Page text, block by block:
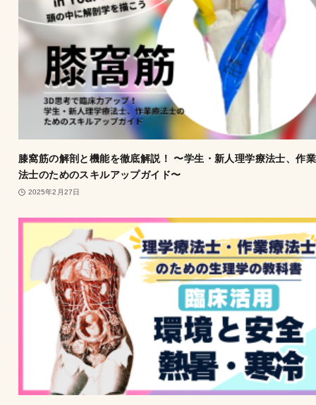
膝窩筋の解剖と機能を徹底解説！ 〜学生・新人理学療法士、作
法士のためのスキルアップガイド〜
2025年2月27日